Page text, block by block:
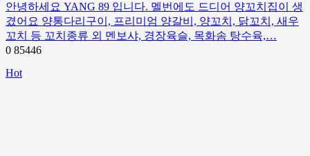
안녕하세요 YANG 89 입니다. 멜번에도 드디어 양꼬치집이 생
겼어요 양통다리구이, 프리미엄 양갈비, 양꼬치, 닭꼬치, 새우
꼬치 등 꼬치종류 외 멘보샤, 경장육슬, 목화솜 탕수육,…
0 85446
Hot